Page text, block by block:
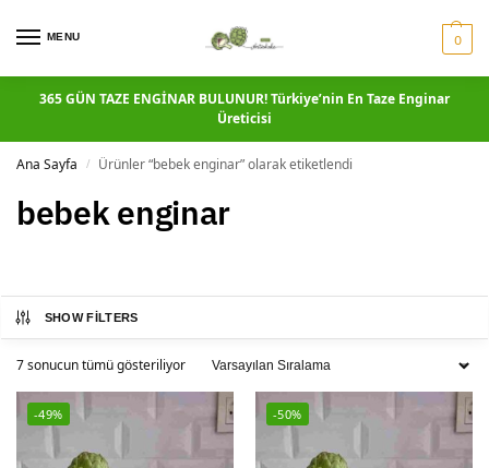
MENU 0
365 GÜN TAZE ENGİNAR BULUNUR! Türkiye’nin En Taze Enginar
Üreticisi
Ana Sayfa / Ürünler “bebek enginar” olarak etiketlendi
bebek enginar
SHOW FILTERS
7 sonucun tümü gösteriliyor
-49% -50%